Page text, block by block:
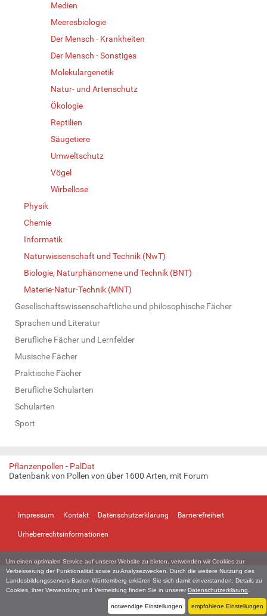
Um einen optimalen Service auf unserer Website zu bieten, verwenden wir Cookies zur
Verbesserung der Funktionalität sowie zu Analysezwecken. Durch die weitere Nutzung des
Landesbildungsservers Baden-Württemberg erklären Sie sich damit einverstanden. Details zu
Cookies, ihrer Verwendung und Vermeidung finden Sie in unserer Datenschutzerklärung
notwendige Einstellungen empfohlene Einstellungen
Medien
Meeresbiologie
Der Mensch - Krankheiten
Der Mensch - Sonstiges
Molekulargenetik
Natur- und Artenschutz
Ökologie
Reptilien
Säugetiere
Umweltschutz
Vögel
Wirbellose
Physik
Chemie
Informatik
Naturwissenschaft und Technik (NwT)
Biologie, Naturphänomene und Technik (BNT)
Materie-Natur-Technik (MNT)
Gesellschaftswissenschaftliche und philosophische Fächer
Sprachen und Literatur
Berufliche Fächer und Lernfelder
Musische Fächer
Praktische Fächer
Berufliche Schularten
Schularten
Sport
Pflanzenpollen - PalDat
Datenbank von Pollen von über 1600 Arten, mit Forum
Impressum Kontakt Datenschutzerklärung Barrierefreiheit
Urheberrechtsinformationen